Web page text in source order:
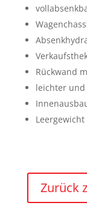
Rückwand
leichter
Leergewicht
Zurück